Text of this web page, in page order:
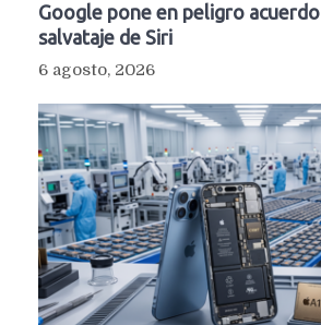
Google pone en peligro
salvataje de Siri
6 agosto, 2026